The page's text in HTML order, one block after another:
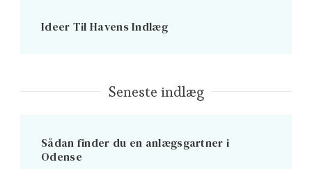
Ideer Til Havens Indlæg
Seneste indlæg
Sådan finder du en anlægsgartner i
Odense